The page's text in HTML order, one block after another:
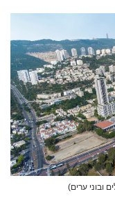
ובוני ערים)